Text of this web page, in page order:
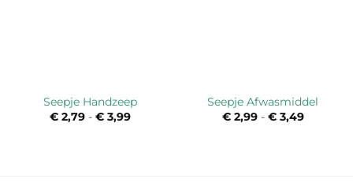
Seepje Handzeep
€ 2,79 - € 3,99
Seepje Afwasmiddel
€2,99 - €3,49